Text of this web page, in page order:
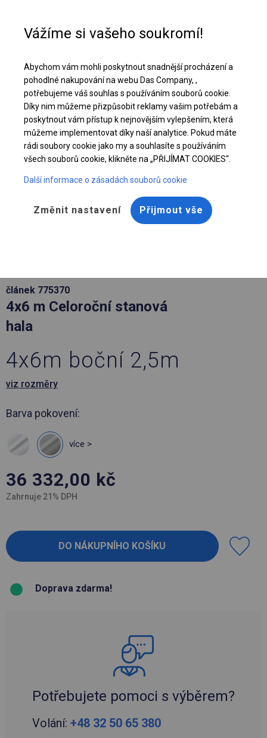
Stáhněte si nabídku PDF
článek 775370
4x6 m Celoroční stanová
hala
4x6m boční 2,5m
viz rozměry
Barva pokovení:
více >
36 332,00 kč
Zahrnuje 21% DPH
Doprava zdarma!
Potřebujete pomoci s výběrem?
Volání: +48 32 50 65 380
Vážíme si vašeho soukromí!
Abychom vám mohli poskytnout snadnější procházení a
pohodlné nakupování na webu Das Company, ,
potřebujeme váš souhlas s používáním souborů cookie.
Díky nim můžeme přizpůsobit reklamy vašim potřebám a
poskytnout vám přístup k nejnovějším vylepšením, která
můžeme implementovat díky naší analytice. Pokud máte
rádi soubory cookie jako my a souhlasíte s používáním
všech souborů cookie, klikněte na „PŘIJÍMAT COOKIES“.
Další informace o zásadách souborů cookie
Změnit nastavení Přijmout vše